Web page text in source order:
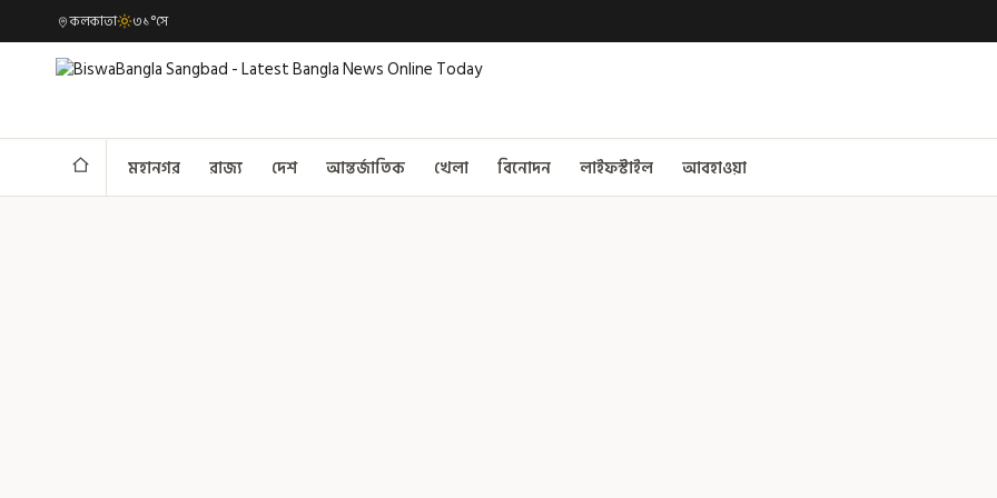
কলকাতা ৩১°সে
মহানগর রাজ্য দেশ আন্তর্জাতিক খেলা বিনোদন লাইফস্টাইল আবহাওয়া